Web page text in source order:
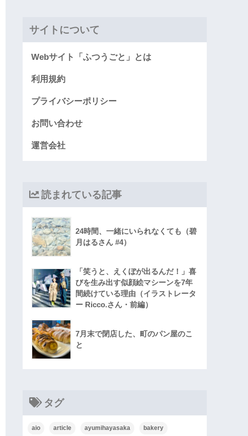
サイトについて
Webサイト「ふつうごと」とは
利用規約
プライバシーポリシー
お問い合わせ
運営会社
読まれている記事
24時間、一緒にいられなくても（碧
月はるさん #4）
「笑うと、えくぼが出るんだ！」喜
びを生み出す似顔絵マシーンを7年
間続けている理由（イラストレータ
ー Ricco.さん・前編）
7月末で閉店した、町のパン屋のこ
と
タグ
aio article ayumihayasaka bakery